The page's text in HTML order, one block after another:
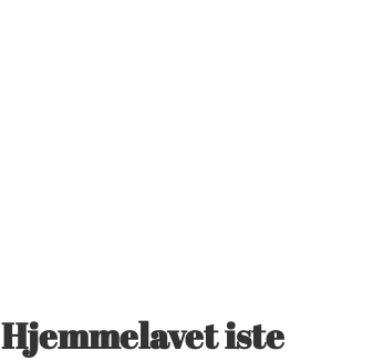
Hjemmelavet iste